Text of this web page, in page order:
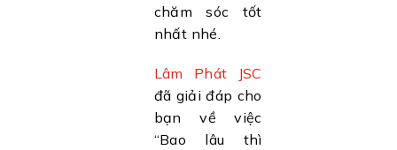
chăm sóc tốt
nhất nhé.
Lâm Phát JSC
đã giải đáp cho
bạn về việc
“Bao lâu thì